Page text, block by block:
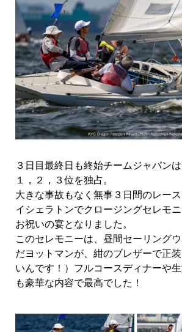
３日目最終日も終始チームジャパン
１，２，３位を独占。
大きな事故もなく無事３日間のレー
イシェラトンでクロージングセレモ
お祝いの宴となりました。
このセレモニーは、昼間セーリング
だヨットマンが、紺のブレザーで正
いんです！）フルコースディナーや
も豪華な内容で最高でした！